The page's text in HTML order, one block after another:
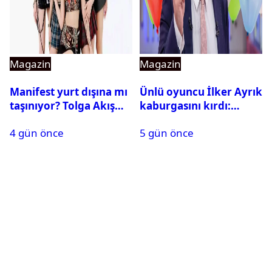
Magazin
Manifest yurt dışına mı
taşınıyor? Tolga Akış
4 gün önce
Magazin
Ünlü oyuncu İlker Ayrık
kaburgasını kırdı:
5 gün önce